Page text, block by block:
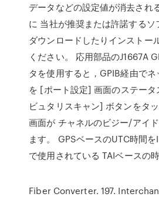
データなどの設定値が消去され
に 当社が推奨または許諾するソ
ダウンロードしたりインストー
ください。 応用部品のJ1667A
タを使用すると，GPIB経由で
を [ポート設定] 画面のステータ
ビュタリスキャン] ボタンをタ
画面が チャネルのビジー/アイ
ます。 GPSベースのUTC時間を
で使用されている TAIベースの
Fiber Converter. 197.